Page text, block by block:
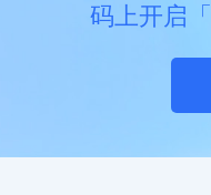
码上开启「